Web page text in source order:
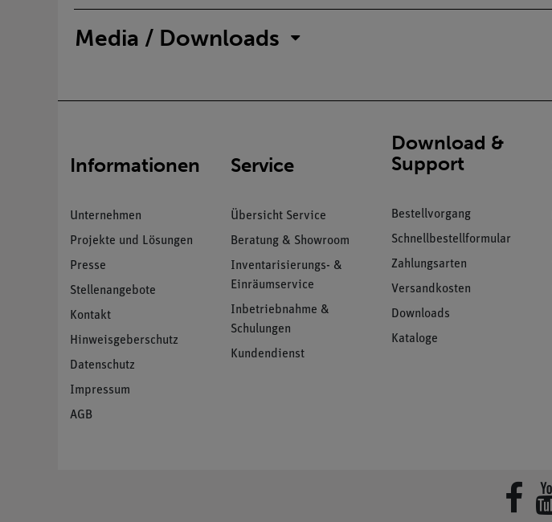
Media / Downloads
Informationen
Unternehmen
Projekte und Lösungen
Presse
Stellenangebote
Kontakt
Hinweisgeberschutz
Datenschutz
Impressum
AGB
Service
Übersicht Service
Beratung & Showroom
Inventarisierungs- &
Einräumservice
Inbetriebnahme &
Schulungen
Kundendienst
Download &
Support
Bestellvorgang
Schnellbestellformular
Zahlungsarten
Versandkosten
Downloads
Kataloge